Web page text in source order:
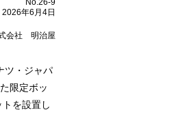
No.26-9
2026年6月4日
会社 明治屋
ツ・ジャパ
限定ボッ
を設置し